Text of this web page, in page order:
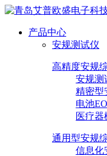
产品中心
安规测试仪
高精度安规
安规测
精密型
电池
医疗器
通用型安规
信息化